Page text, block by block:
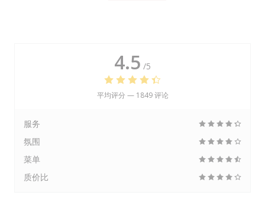
4.5 /5
平均评分 — 1849 评论
服务
氛围
菜单
质价比